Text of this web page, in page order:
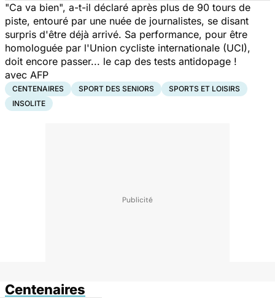
"Ca va bien", a-t-il déclaré après plus de 90 tours de
piste, entouré par une nuée de journalistes, se disant
surpris d'être déjà arrivé. Sa performance, pour être
homologuée par l'Union cycliste internationale (UCI),
doit encore passer... le cap des tests antidopage !
avec AFP
CENTENAIRES SPORT DES SENIORS
SPORTS ET LOISIRS
INSOLITE
Centenaires